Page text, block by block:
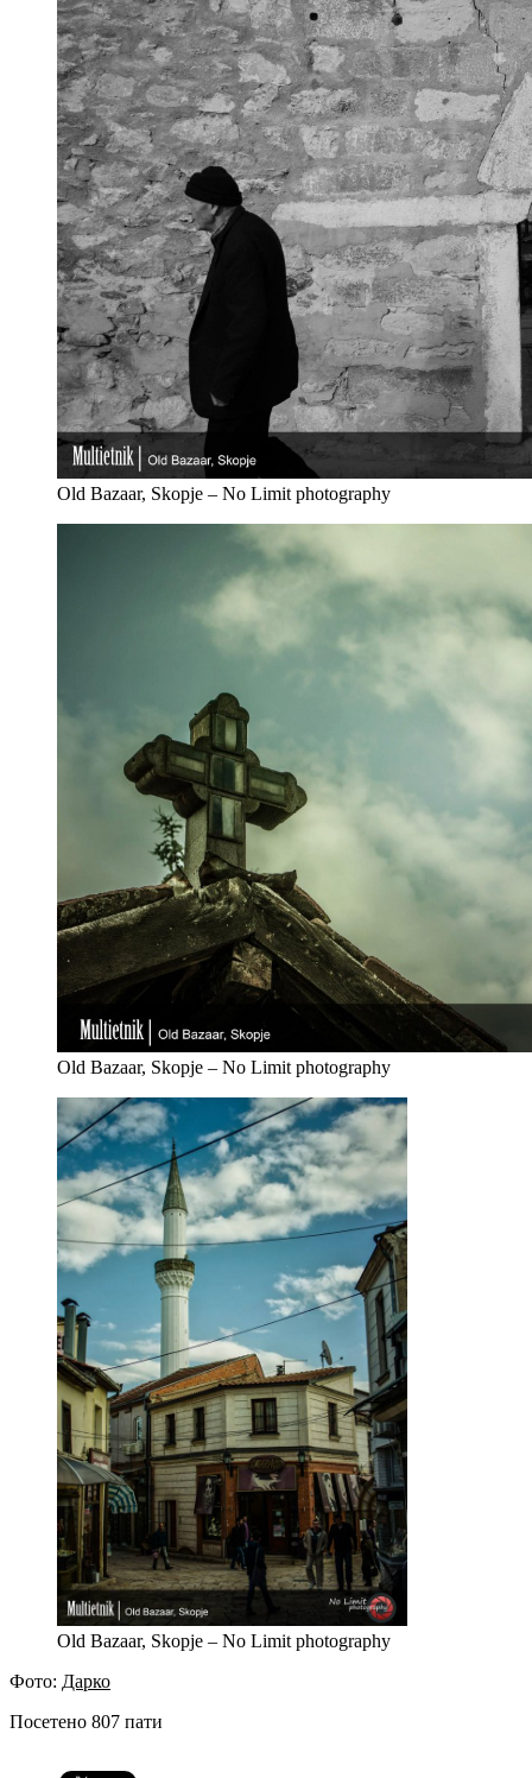
Old Bazaar, Skopje – No Limit photography
Old Bazaar, Skopje – No Limit photography
Old Bazaar, Skopje – No Limit photography
Фото: Дарко
Посетено 807 пати